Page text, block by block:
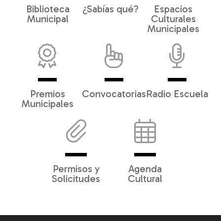
Biblioteca
Municipal
¿Sabías qué?
Espacios
Culturales
Municipales
Premios
Municipales
ConvocatoriasRadio Escuela
Permisos y
Solicitudes
Agenda
Cultural